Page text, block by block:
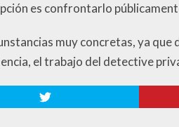
es confrontarlo
muy concretas, ya
el trabajo del detective